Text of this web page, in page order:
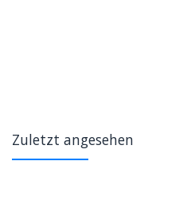
Zuletzt angesehen